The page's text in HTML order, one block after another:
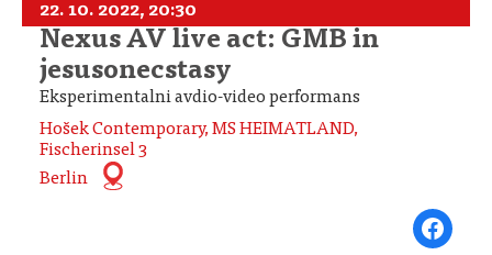
22. 10. 2022, 20:30
Nexus AV live act: GMB in
jesusonecstasy
Eksperimentalni avdio-video performans
Hošek Contemporary, MS HEIMATLAND,
Fischerinsel 3
Berlin
Share on